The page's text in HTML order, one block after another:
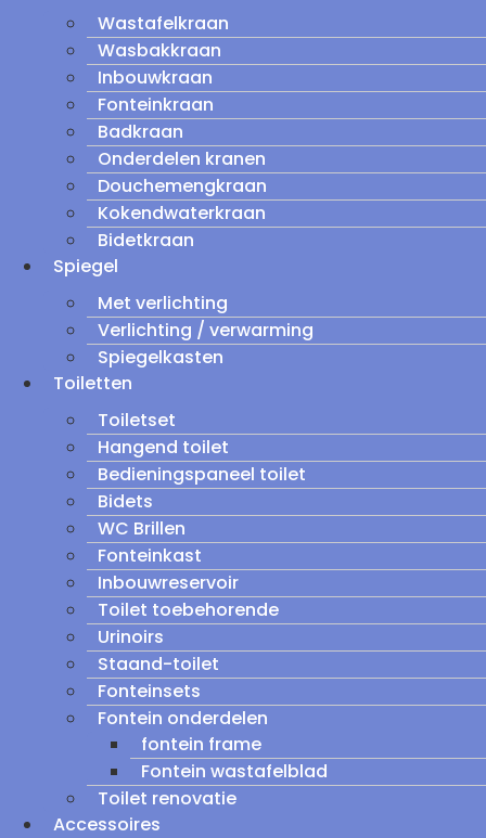
Wastafelkraan
Wasbakkraan
Inbouwkraan
Fonteinkraan
Badkraan
Onderdelen kranen
Douchemengkraan
Kokendwaterkraan
Bidetkraan
Spiegel
Met verlichting
Verlichting / verwarming
Spiegelkasten
Toiletten
Toiletset
Hangend toilet
Bedieningspaneel toilet
Bidets
WC Brillen
Fonteinkast
Inbouwreservoir
Toilet toebehorende
Urinoirs
Staand-toilet
Fonteinsets
Fontein onderdelen
fontein frame
Fontein wastafelblad
Toilet renovatie
Accessoires